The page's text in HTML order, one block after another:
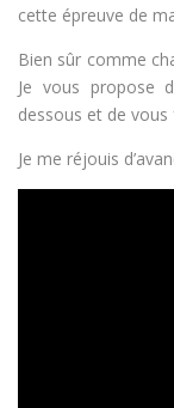
cette épreuve de
Bien sûr comme
Je vous propose
dessous et de
Je me réjouis